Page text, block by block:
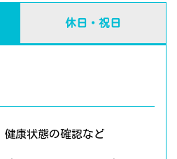
休日・祝日
健康状態の確認など